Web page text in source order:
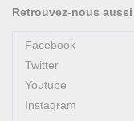
Retrouvez-nous
Facebook
Twitter
Youtube
Instagram